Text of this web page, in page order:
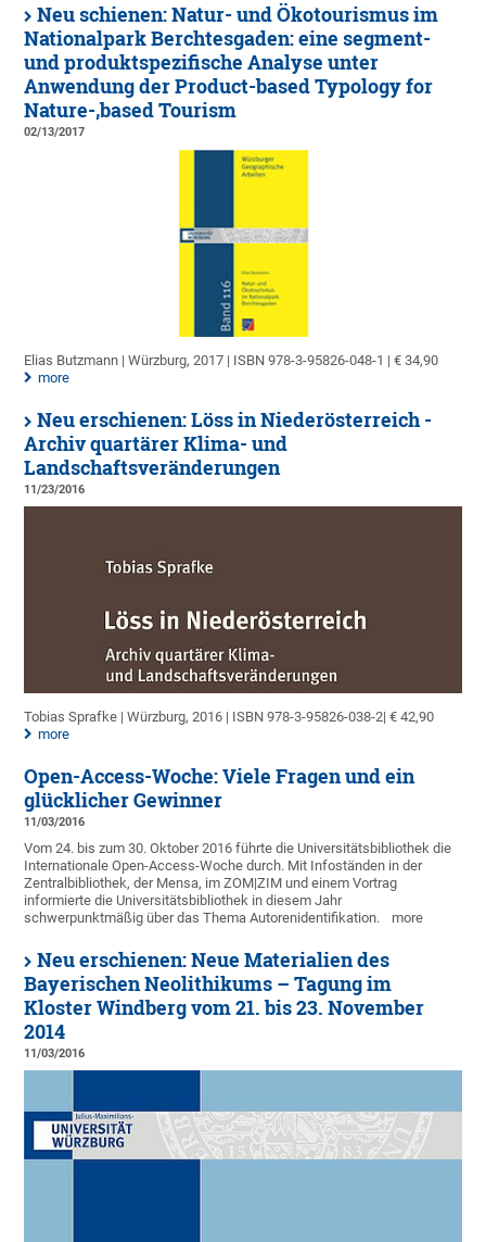
Neu schienen: Natur- und Ökotourismus im
Nationalpark Berchtesgaden: eine segment-
und produktspezifische Analyse unter
Anwendung der Product-based Typology for
Nature-‚based Tourism
02/13/2017
Elias Butzmann | Würzburg, 2017 | ISBN 978-3-95826-048-1 | € 34,90
more
Neu erschienen: Löss in Niederösterreich -
Archiv quartärer Klima- und
Landschaftsveränderungen
11/23/2016
Tobias Sprafke | Würzburg, 2016 | ISBN 978-3-95826-038-2| € 42,90
more
Open-Access-Woche: Viele Fragen und ein
glücklicher Gewinner
11/03/2016
Vom 24. bis zum 30. Oktober 2016 führte die Universitätsbibliothek die
Internationale Open-Access-Woche durch. Mit Infoständen in der
Zentralbibliothek, der Mensa, im ZOM|ZIM und einem Vortrag
informierte die Universitätsbibliothek in diesem Jahr
schwerpunktmäßig über das Thema Autorenidentifikation.
more
Neu erschienen: Neue Materialien des
Bayerischen Neolithikums – Tagung im
Kloster Windberg vom 21. bis 23. November
2014
11/03/2016